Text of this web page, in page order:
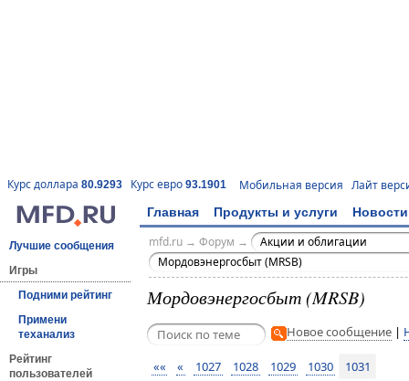
Курс доллара 80.9293 Курс евро 93.1901 Мобильная версия Лайт
Главная Продукты и услуги Новости
Лучшие сообщения
Игры
Подними рейтинг
Примени
теханализ
Рейтинг
пользователей
mfd.ru→ Форум →
Акции и облигации
Мордовэнергосбыт (MRSB)
Мордовэнергосбыт (MRSB)
Новое сообщение|
«« « 1027 1028 1029 1030 1031